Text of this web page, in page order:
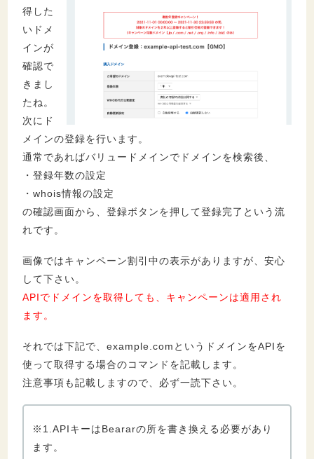
得した
いドメ
インが
確認で
きまし
たね。
次にド
メインの登録を行います。
通常であればバリュードメインでドメインを検索後、
・登録年数の設定
・whois情報の設定
の確認画面から、登録ボタンを押して登録完了という流
れです。
画像ではキャンペーン割引中の表示がありますが、安心
して下さい。
APIでドメインを取得しても、キャンペーンは適用され
ます。
それでは下記で、example.comというドメインをAPIを
使って取得する場合のコマンドを記載します。
注意事項も記載しますので、必ず一読下さい。
※1.APIキーはBeararの所を書き換える必要があり
ます。